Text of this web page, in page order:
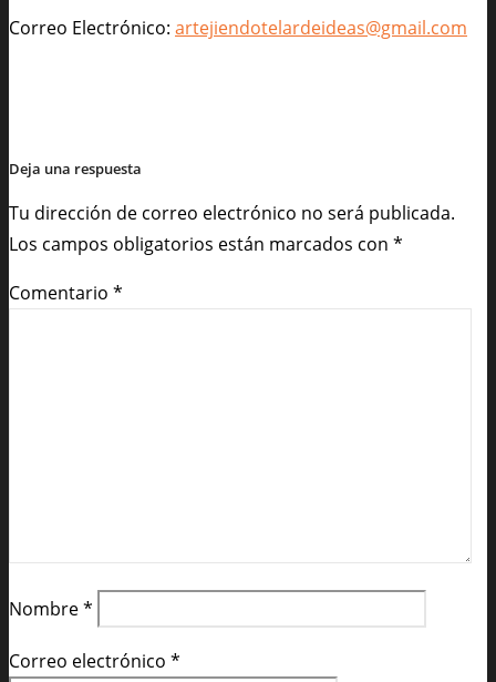
Correo Electrónico: artejiendotelardeideas@gmail.com
Deja una respuesta
Tu dirección de correo electrónico no será publicada.
Los campos obligatorios están marcados con *
Comentario *
Nombre*
Correo electrónico *